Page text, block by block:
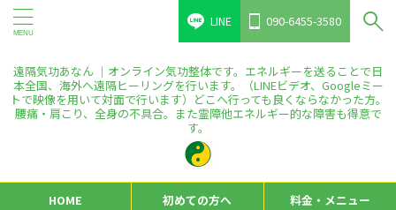
LINE 090-6455-3580
遠隔気功あなん ｜オンライン気功整体です。エネルギーを送ることで日
本全国、海外へ遠隔ヒーリングを行います。（LINEビデオ、Googleミー
トで映像を用いて対面で行います）どこへ行っても良くならなかった方。
腰痛・肩こり、全身の不具合。また霊障他エネルギー的な障害も得意で
す。
HOME 初めての方へ 料金・メニュー